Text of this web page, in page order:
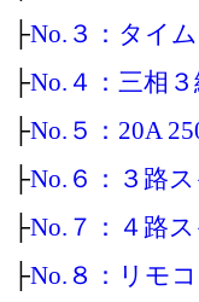
├No.３：タイ
├No.４：三相
├No.５：20A
├No.６：３路
├No.７：４路
├No.８：リモ